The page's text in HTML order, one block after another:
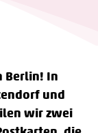
Berlin! In
und
wir zwei